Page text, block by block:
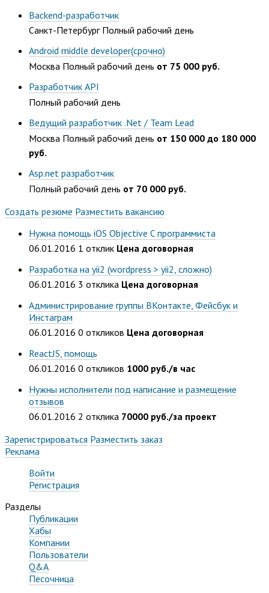
Backend-разработчик
Санкт-Петербург Полный рабочий день
Android middle developer(срочно)
Москва Полный рабочий день от 75 000 руб.
Разработчик API
Полный рабочий день
Ведущий разработчик .Net / Team Lead
Москва Полный рабочий день от 150 000 до 180 000
руб.
Asp.net разработчик
Полный рабочий день от 70 000 руб.
Создать резюме Разместить вакансию
Нужна помощь iOS Objective C программиста
06.01.2016 1 отклик Цена договорная
Разработка на yii2 (wordpress > yii2, сложно)
06.01.2016 3 отклика Цена договорная
Администрирование группы ВКонтакте, Фейсбук и
Инстаграм
06.01.2016 0 откликов Цена договорная
ReactJS, помощь
06.01.2016 0 откликов 1000 руб./в час
Нужны исполнители под написание и размещение
отзывов
06.01.2016 2 отклика 70000 руб./за проект
Зарегистрироваться Разместить заказ
Реклама
Войти
Регистрация
Разделы
Публикации
Хабы
Компании
Пользователи
Q&A
Песочница